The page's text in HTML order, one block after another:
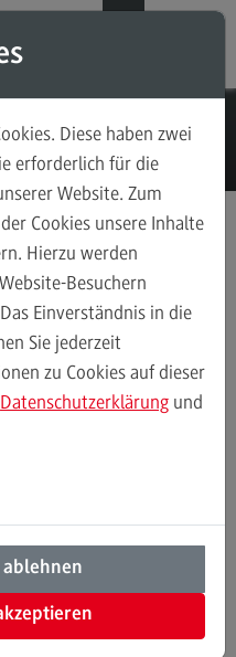
Modul-O-Mat
Master Insights Mosbach
Campus -
gibt es viele gute
informieren?
an der DHBW
Diese haben zwei
erforderlich für die
Website. Zum
Cookies unsere Inhalte
Hierzu werden
Besuchern
Einverständnis in die
Sie jederzeit
zu Cookies auf dieser
Datenschutzerklärung und